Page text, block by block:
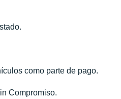
como parte de pago.
Compromiso.